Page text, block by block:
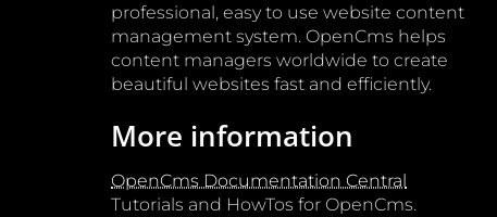
professional, easy to use website content
management system. OpenCms helps
content managers worldwide to create
beautiful websites fast and efficiently.
More information
OpenCms Documentation Central
Tutorials and HowTos for OpenCms.